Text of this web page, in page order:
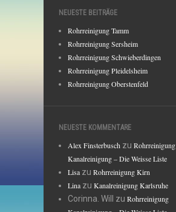
NEUESTE BEITRÄGE
Rohrreinigung Tamm
Rohrreinigung Sersheim
Rohrreinigung Schwieberdingen
Rohrreinigung Pleidelsheim
Rohrreinigung Oberstenfeld
NEUESTE KOMMENTARE
Alex Finsterbusch zu Rohrreinigung
Kanalreinigung – Die Weisse Liste
Lisa zu Rohrreinigung Kirn
Lina zu Kanalreinigung Karlsruhe
Corinna. Will
zu Rohrreinigung